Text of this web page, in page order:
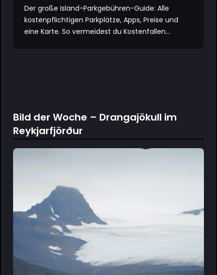
Der große Island-Parkgebühren-Guide: Alle
kostenpflichtigen Parkplätze, Apps, Preise und
eine Karte. So vermeidest du Kostenfallen...
Bild der Woche – Drangajökull im
Reykjarfjörður